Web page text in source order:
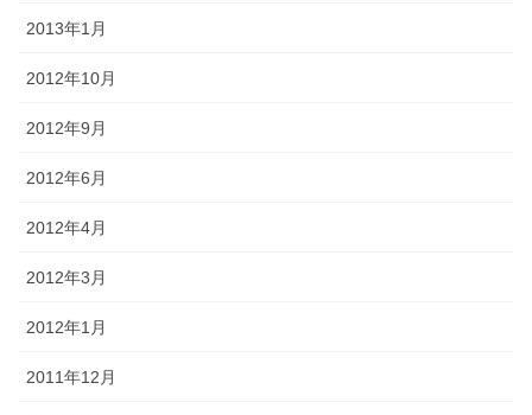
2013年1月
2012年10月
2012年9月
2012年6月
2012年4月
2012年3月
2012年1月
2011年12月